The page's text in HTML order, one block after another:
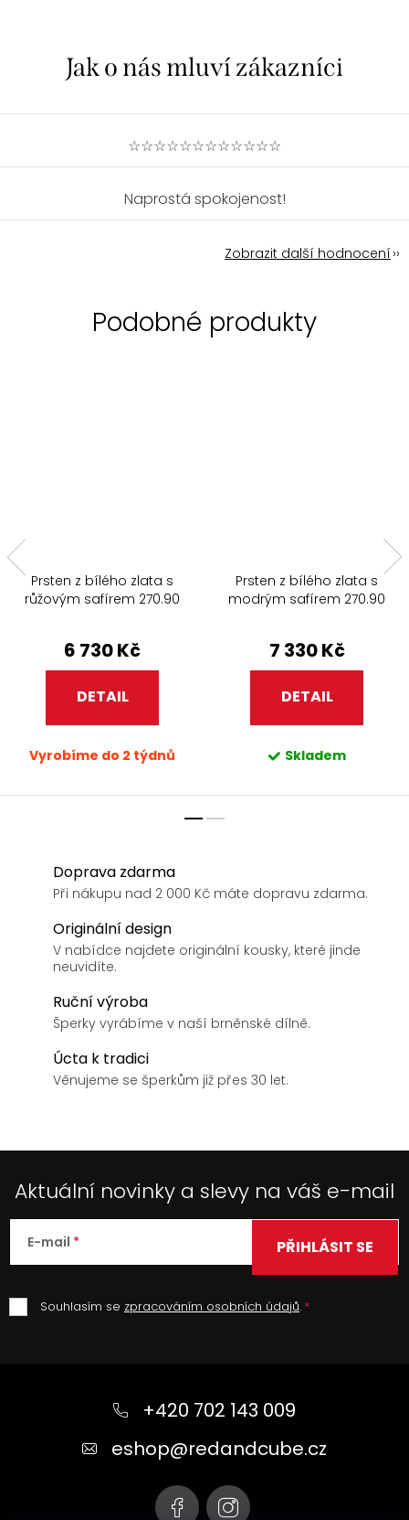
☆☆☆☆☆☆☆☆☆☆☆☆
Naprostá spokojenost!
Zobrazit další hodnocení
Prsten z bílého zlata s
růžovým safírem 270.90
6 730 Kč
DETAIL
Vyrobíme do 2 týdnů
Prsten z bílého zlata s
modrým safírem 270.90
7 330 Kč
DETAIL
Skladem
Doprava zdarma
Při nákupu nad 2 000 Kč máte dopravu zdarma.
Originální design
V nabídce najdete originální kousky, které jinde
neuvidíte.
Ruční výroba
Šperky vyrábíme v naší brněnské dílně.
Úcta k tradici
Věnujeme se šperkům již přes 30 let.
Aktuální novinky a slevy na váš e-mail
E-mail
Souhlasím se zpracováním osobních údajů.
PŘIHLÁSIT SE
+420 702 143 009
eshop@redandcube.cz